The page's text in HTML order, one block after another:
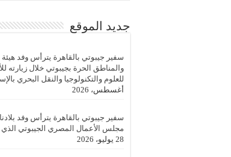
جديد الموقع
سفير جيبوتي بالقاهرة يترأس وفد هيئة
والمناطق الحرة بجيبوتي خلال زيارته
للعلوم والتكنولوجيا والنقل البحري
أغسطس، 2026
سفير جيبوتي بالقاهرة يترأس وفد
مجلس الأعمال المصري الجيبوتي الذي
28 يوليو، 2026